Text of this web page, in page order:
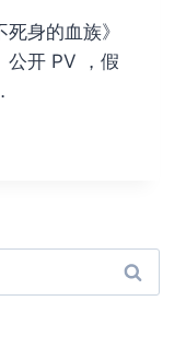
身的血族》
公开 PV ，假